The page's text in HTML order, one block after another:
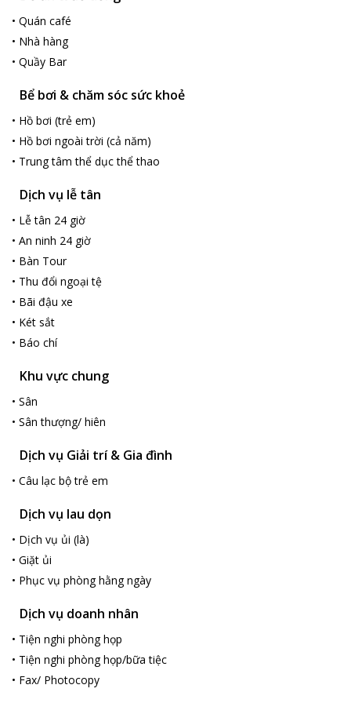
• Quán café
• Nhà hàng
• Quầy Bar
Bể bơi & chăm sóc sức khoẻ
• Hồ bơi (trẻ em)
• Hồ bơi ngoài trời (cả năm)
• Trung tâm thể dục thể thao
Dịch vụ lễ tân
• Lễ tân 24 giờ
• An ninh 24 giờ
• Bàn Tour
• Thu đổi ngoại tệ
• Bãi đậu xe
• Két sắt
• Báo chí
Khu vực chung
• Sân
• Sân thượng/ hiên
Dịch vụ Giải trí & Gia đình
• Câu lạc bộ trẻ em
Dịch vụ lau dọn
• Dịch vụ ủi (là)
• Giặt ủi
• Phục vụ phòng hằng ngày
Dịch vụ doanh nhân
• Tiện nghi phòng họp
• Tiện nghi phòng họp/bữa tiệc
• Fax/ Photocopy